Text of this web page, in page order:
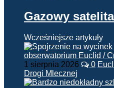
Gazowy
Wcześniejsze artykuły
1 sierpnia 2026 0
Drogi Mlecznej